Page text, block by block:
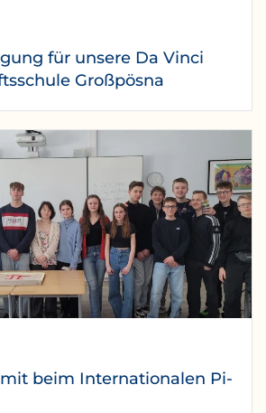
für unsere Da Vinci
Großpösna
beim Internationalen Pi-